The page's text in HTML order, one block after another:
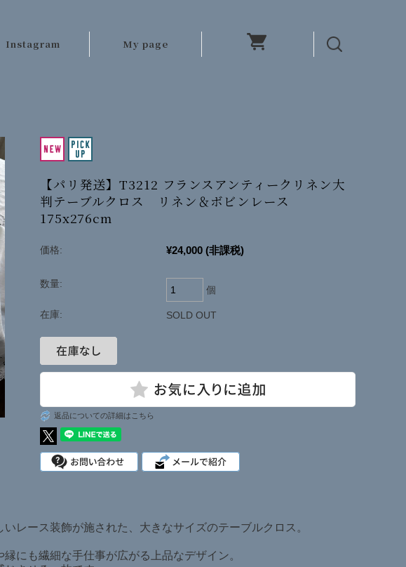
Instagram My page
【パリ発送】T3212 フランスアンティークリネン大
判テーブルクロス リネン＆ボビンレース
175x276cm
価格: ¥24,000 (非課税)
数量:
個
在庫: SOLD OUT
返品についての詳細はこちら
レース装飾が施された、大きなサイズのテーブルクロス。
にも繊細な手仕事が広がる上品なデザイン。